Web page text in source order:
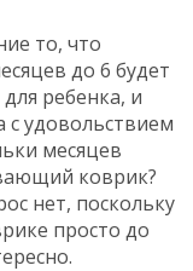
то, что
до 6 будет
ребенка, и
с удовольствием
месяцев
коврик?
нет, поскольку
просто до